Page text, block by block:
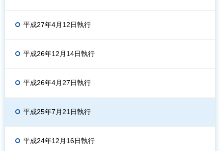
平成27年4月12日執行
平成26年12月14日執行
平成26年4月27日執行
平成25年7月21日執行
平成24年12月16日執行